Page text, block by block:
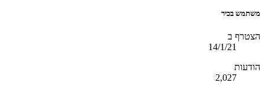
משתמש בכיר
הצטרף ב
14/1/21
הודעות
2,027